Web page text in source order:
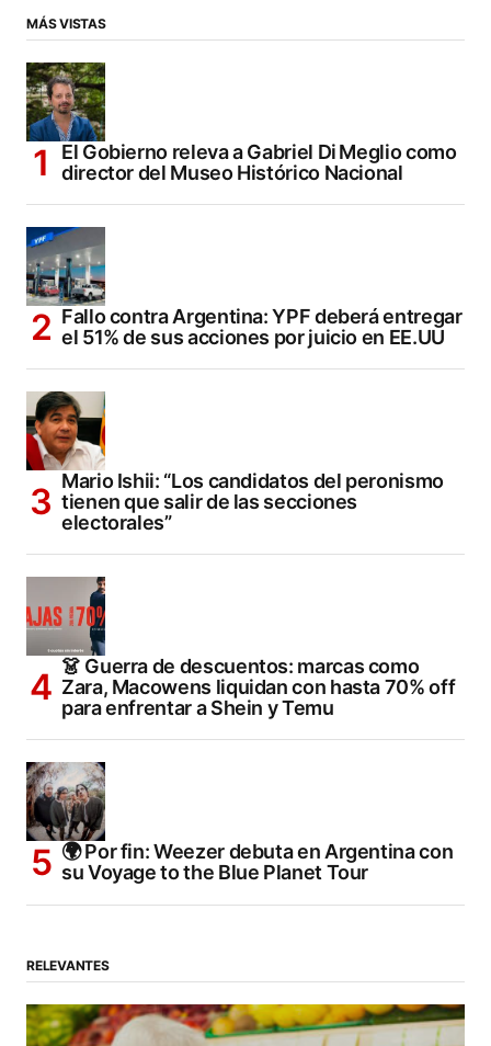
MÁS VISTAS
El Gobierno releva a Gabriel Di Meglio como
director del Museo Histórico Nacional
Fallo contra Argentina: YPF deberá entregar
el 51% de sus acciones por juicio en EE.UU
Mario Ishii: “Los candidatos del peronismo
tienen que salir de las secciones
electorales”
👗 Guerra de descuentos: marcas como
Zara, Macowens liquidan con hasta 70% off
para enfrentar a Shein y Temu
🌍 Por fin: Weezer debuta en Argentina con
su Voyage to the Blue Planet Tour
RELEVANTES